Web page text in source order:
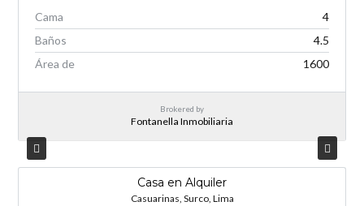
Cama
4
Baños
4.5
Área de
1600
Brokered by
Fontanella Inmobiliaria
Casa en Alquiler
Casuarinas, Surco, Lima